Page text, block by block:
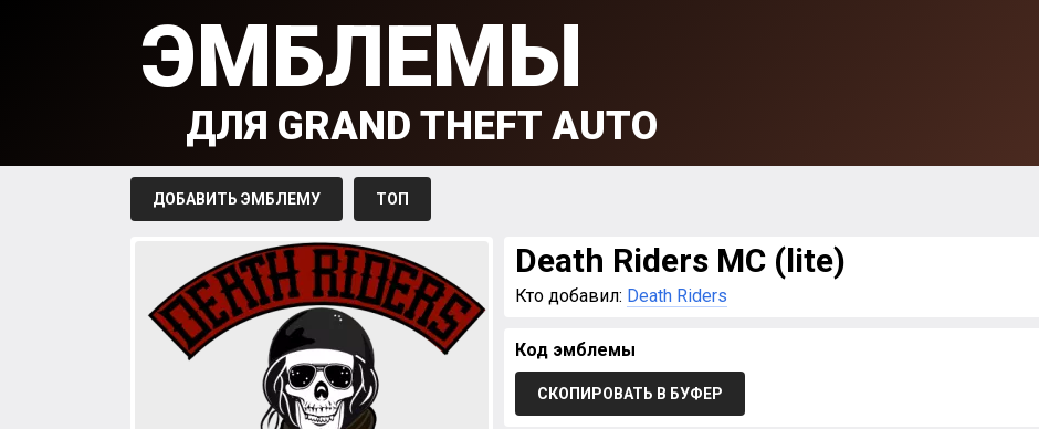
ЭМБЛЕМЫ
ДЛЯ GRAND THEFT AUTO
ДОБАВИТЬ ЭМБЛЕМУ ТОП
Death Riders MC (lite)
Кто добавил: Death Riders
Код эмблемы
СКОПИРОВАТЬ В БУФЕР